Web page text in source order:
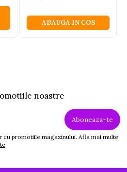
ADAUGA IN COS
noastre
cu promotiile magazinului. Afla mai multe